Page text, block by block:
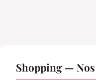
Shopping —